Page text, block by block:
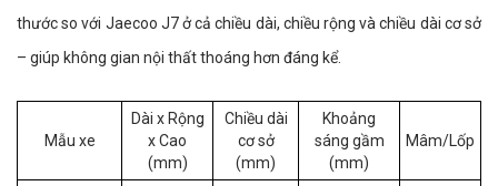
thước so với Jaecoo J7 ở cả chiều dài, chiều rộng và chiều dài cơ sở
– giúp không gian nội thất thoáng hơn đáng kể.
Mẫu xe
Dài x Rộng
x Cao
(mm)
Chiều dài
cơ sở
(mm)
Khoảng
sáng gầm
(mm)
Mâm/Lốp